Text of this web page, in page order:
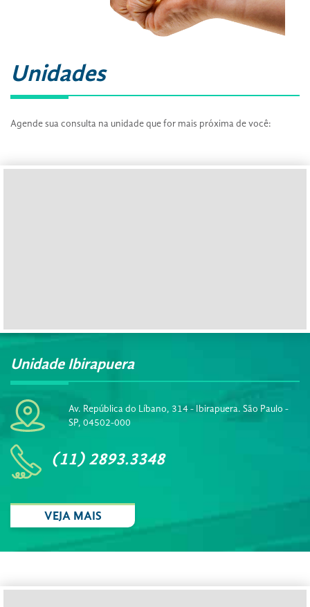
Unidades
Agende sua consulta na unidade que for mais próxima de você:
Unidade Ibirapuera
Av. República do Líbano, 314 - Ibirapuera. São Paulo -
SP, 04502-000
(11) 2893.3348
VEJA MAIS